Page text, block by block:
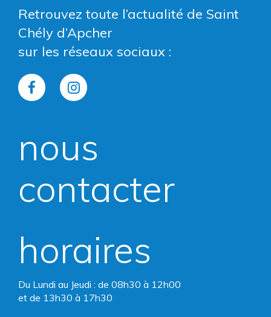
Retrouvez toute l’actualité de Saint
Chély d’Apcher
sur les réseaux sociaux :
Lien
le
Facebook
Lien
le
Instagram
nous
contacter
horaires
Du Lundi au Jeudi : de 08h30 à 12h00
et de 13h30 à 17h30